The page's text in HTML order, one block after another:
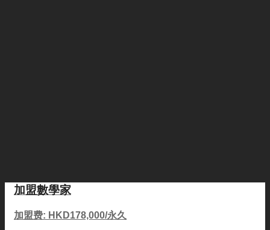
加盟數學家
加盟费: HKD178,000/永久